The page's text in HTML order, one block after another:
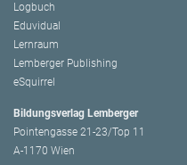
Logbuch
Eduvidual
Lernraum
Lemberger Publishing
eSquirrel
Bildungsverlag Lemberger
Pointengasse 21-23/Top 11
A-1170 Wien